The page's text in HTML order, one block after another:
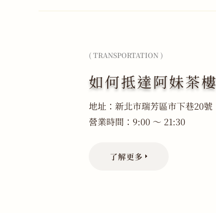
( TRANSPORTATION )
如何抵達阿妹茶樓
地址：新北市瑞芳區市下巷20號
營業時間：9:00 ～ 21:30
了解更多